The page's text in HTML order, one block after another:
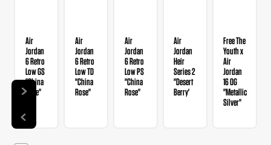
Air
Jordan
6 Retro
Low GS
"China
Rose"
Air
Jordan
6 Retro
Low TD
"China
Rose"
Air
Jordan
6 Retro
Low PS
"China
Rose"
Air
Jordan
Heir
Series 2
"Desert
Berry'
Free The
Youth x
Air
Jordan
16 OG
"Metallic
Silver"